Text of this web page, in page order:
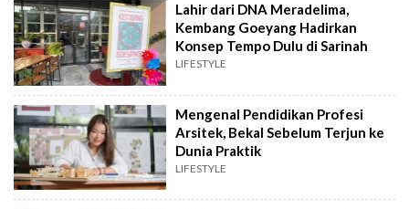
Lahir dari DNA Meradelima,
Kembang Goeyang Hadirkan
Konsep Tempo Dulu di Sarinah
LIFESTYLE
Mengenal Pendidikan Profesi
Arsitek, Bekal Sebelum Terjun ke
Dunia Praktik
LIFESTYLE